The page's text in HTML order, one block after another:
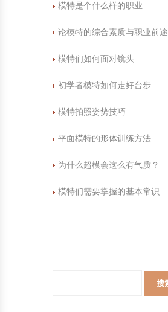
模特是个什么样的职业
论模特的综合素质与职业前途
模特们如何面对镜头
初学者模特如何走好台步
模特拍照姿势技巧
平面模特的形体训练方法
为什么超模会这么有气质？
模特们需要掌握的基本常识